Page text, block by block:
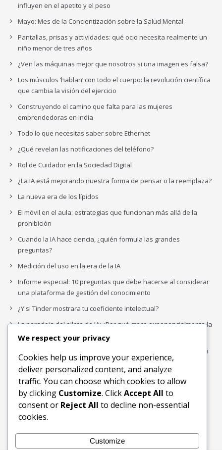
influyen en el apetito y el peso
Mayo: Mes de la Concientización sobre la Salud Mental
Pantallas, prisas y actividades: qué ocio necesita realmente un
niño menor de tres años
¿Ven las máquinas mejor que nosotros si una imagen es falsa?
Los músculos ‘hablan’ con todo el cuerpo: la revolución científica
que cambia la visión del ejercicio
Construyendo el camino que falta para las mujeres
emprendedoras en India
Todo lo que necesitas saber sobre Ethernet
¿Qué revelan las notificaciones del teléfono?
Rol de Cuidador en la Sociedad Digital
¿La IA está mejorando nuestra forma de pensar o la reemplaza?
La nueva era de los lípidos
El móvil en el aula: estrategias que funcionan más allá de la
prohibición
Cuando la IA hace ciencia, ¿quién formula las grandes
preguntas?
Medición del uso en la era de la IA
Informe especial: 10 preguntas que debe hacerse al considerar
una plataforma de gestión del conocimiento
¿Y si Tinder mostrara tu coeficiente intelectual?
La paradoja del piloto de IA: ¿Por qué crece exponencialmente la
complejidad de la IA empresarial?
Los organigramas de marketing se crearon para los canales. La
IA acaba de dejarlos obsoletos.
Buscar
Buscar
We respect your privacy
Cookies help us improve your experience,
deliver personalized content, and analyze
traffic. You can choose which cookies to allow
by clicking Customize. ClickAccept All to
consent or Reject All to decline non-essential
cookies.
Customize